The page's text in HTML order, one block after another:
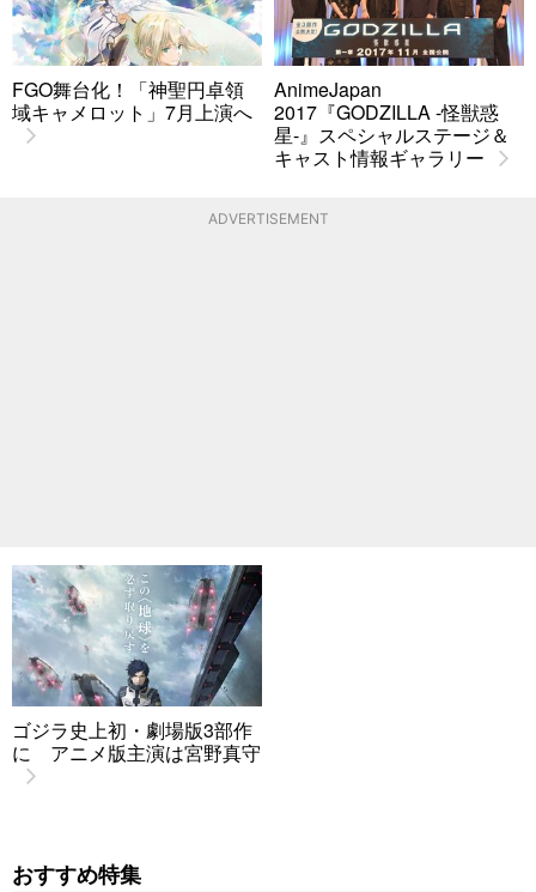
FGO舞台化！「神聖円卓領
域キャメロット」7月上演へ
AnimeJapan
2017『GODZILLA -怪獣惑
星-』スペシャルステージ＆
キャスト情報ギャラリー
ADVERTISEMENT
ゴジラ史上初・劇場版3部作
に アニメ版主演は宮野真守
おすすめ特集